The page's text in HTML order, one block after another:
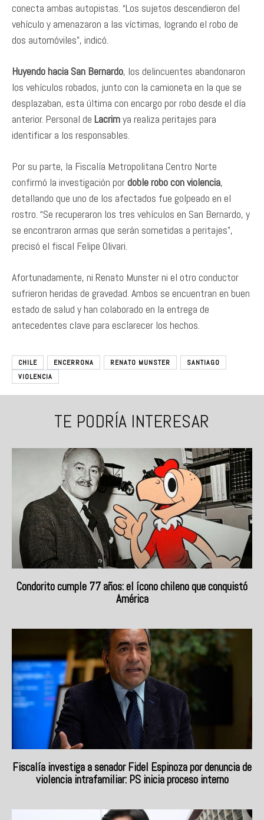
conecta ambas autopistas. “Los sujetos descendieron del
vehículo y amenazaron a las víctimas, logrando el robo de
dos automóviles”, indicó.
Huyendo hacia San Bernardo, los delincuentes abandonaron
los vehículos robados, junto con la camioneta en la que se
desplazaban, esta última con encargo por robo desde el día
anterior. Personal de Lacrimya realiza peritajes para
identificar a los responsables.
Por su parte, la Fiscalía Metropolitana Centro Norte
confirmó la investigación pordoble robo con violencia,
detallando que uno de los afectados fue golpeado en el
rostro. “Se recuperaron los tres vehículos en San Bernardo, y
se encontraron armas que serán sometidas a peritajes”,
precisó el fiscal Felipe Olivari.
Afortunadamente, ni Renato Munster ni el otro conductor
sufrieron heridas de gravedad. Ambos se encuentran en buen
estado de salud y han colaborado en la entrega de
antecedentes clave para esclarecer los hechos.
CHILE ENCERRONA RENATO MUNSTER
SANTIAGO
VIOLENCIA
TE PODRÍA INTERESAR
Condorito cumple 77 años: el ícono chileno que conquistó
América
Fiscalía investiga a senador Fidel Espinoza por denuncia de
violencia intrafamiliar: PS inicia proceso interno